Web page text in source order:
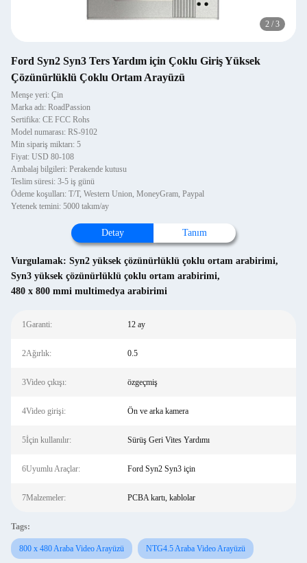
2 / 3
Ford Syn2 Syn3 Ters Yardım için Çoklu Giriş Yüksek
Çözünürlüklü Çoklu Ortam Arayüzü
Menşe yeri: Çin
Marka adı: RoadPassion
Sertifika: CE FCC Rohs
Model numarası: RS-9102
Min sipariş miktarı: 5
Fiyat: USD 80-108
Ambalaj bilgileri: Perakende kutusu
Teslim süresi: 3-5 iş günü
Ödeme koşulları: T/T, Western Union, MoneyGram, Paypal
Yetenek temini: 5000 takım/ay
Detay Tanım
Vurgulamak: Syn2 yüksek çözünürlüklü çoklu ortam arabirimi,
Syn3 yüksek çözünürlüklü çoklu ortam arabirimi,
480 x 800 mmi multimedya arabirimi
1Garanti: 12 ay
2Ağırlık: 0.5
3Video çıkışı: özgeçmiş
4Video girişi: Ön ve arka kamera
5İçin kullanılır: Sürüş Geri Vites Yardımı
6Uyumlu Araçlar: Ford Syn2 Syn3 için
7Malzemeler: PCBA kartı, kablolar
Tags:
800 x 480 Araba Video Arayüzü NTG4.5 Araba Video Arayüzü